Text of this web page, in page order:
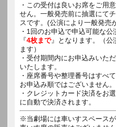
・この受付は良いお席をご用
せん。一般発売前に抽選にて
スです。(公演により一般発売
・1回のお申込で申込可能な公
『4枚まで』となります。（公
ます）
・受付期間内にお申込みいた
いたします。
・座席番号や整理番号はすべ
お申込み順ではございません。
・クレジットカード決済をお
に自動で決済されます。
※当劇場には車いすスペース